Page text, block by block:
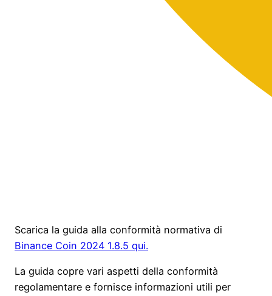
Scarica la guida alla conformità normativa di
Binance Coin 2024 1.8.5 qui.
La guida copre vari aspetti della conformità
regolamentare e fornisce informazioni utili per